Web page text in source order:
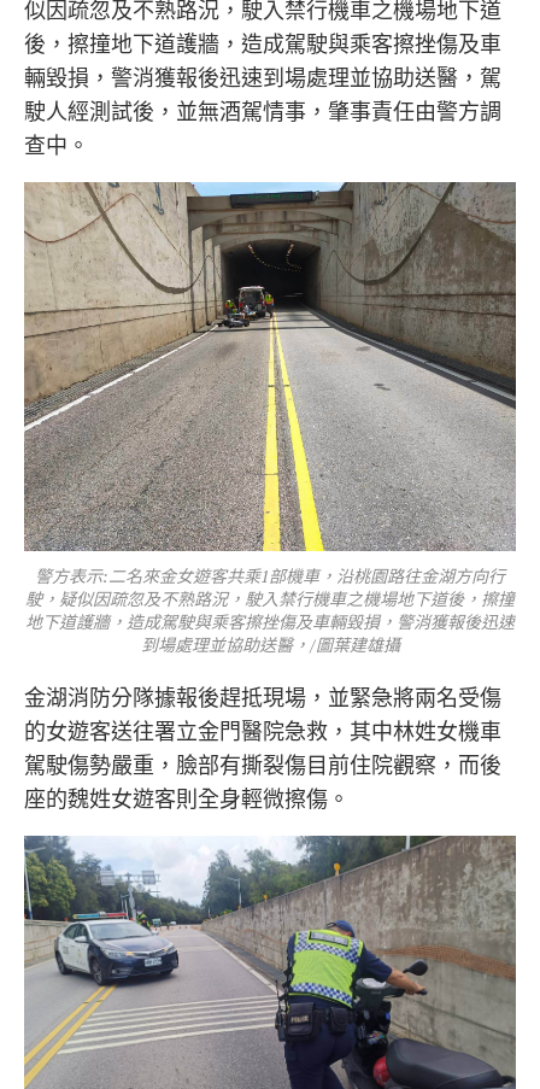
似因疏忽及不熟路況，駛入禁行機車之機場地下道
後，擦撞地下道護牆，造成駕駛與乘客擦挫傷及車
輛毀損，警消獲報後迅速到場處理並協助送醫，駕
駛人經測試後，並無酒駕情事，肇事責任由警方調
查中。
警方表示:二名來金女遊客共乘1部機車，沿桃園路往金湖方向行
駛，疑似因疏忽及不熟路況，駛入禁行機車之機場地下道後，擦撞
地下道護牆，造成駕駛與乘客擦挫傷及車輛毀損，警消獲報後迅速
到場處理並協助送醫，/圖葉建雄攝
金湖消防分隊據報後趕抵現場，並緊急將兩名受傷
的女遊客送往署立金門醫院急救，其中林姓女機車
駕駛傷勢嚴重，臉部有撕裂傷目前住院觀察，而後
座的魏姓女遊客則全身輕微擦傷。